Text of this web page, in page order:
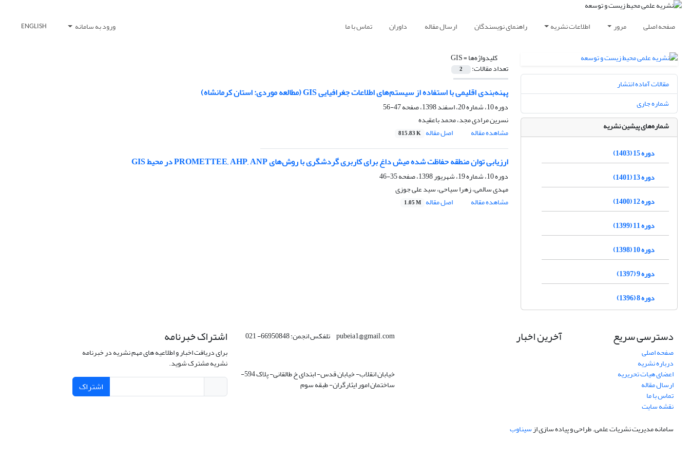
صفحه اصلی مرور اطلاعات نشریه راهنمای نویسندگان ارسال مقاله داوران تماس با ما ورود به سامانه ENGLISH
کلیدواژه‌ها =GIS
تعداد مقالات: 2
‌پهنه‌بندی اقلیمی با استفاده از سیستم‌های اطلاعات جغرافیایی GIS (مطالعه موردی: استان کرمانشاه)
دوره 10، شماره 20، اسفند 1398، صفحه
47-56
نسرین مرادی مجد، محمد باعقیده
مشاهده مقاله
اصل مقاله 815.83 K
ارزیابی توان منطقه حفاظت شده میش داغ برای کاربری گردشگری با روش‌های PROMETTEE, AHP, ANP در محیط GIS
دوره 10، شماره 19، شهریور 1398، صفحه
35-46
مهدی سالمی، زهرا سیاحی، سید علی جوزی
مشاهده مقاله
اصل مقاله 1.05 M
مقالات آماده انتشار
شماره جاری
شماره‌های پیشین نشریه
دوره 15 (1403)
دوره 13 (1401)
دوره 12 (1400)
دوره 11 (1399)
دوره 10 (1398)
دوره 9 (1397)
دوره 8 (1396)
دسترسی سریع
صفحه اصلی
درباره نشریه
اعضای هیات تحریریه
ارسال مقاله
تماس با ما
نقشه سایت
آخرین اخبار pubeia1@gmail.com تلفکس انجمن: 66950848- 021
خیابان انقلاب- خیابان قدس- ابتدای خ طالقانی- پلاک 594-
ساختمان امور ایثارگران- طبقه سوم
اشتراک خبرنامه
برای دریافت اخبار و اطلاعیه های مهم نشریه در خبرنامه
نشریه مشترک شوید.
اشتراک
سامانه مدیریت نشریات علمی.طراحی و پیاده سازی ازسیناوب